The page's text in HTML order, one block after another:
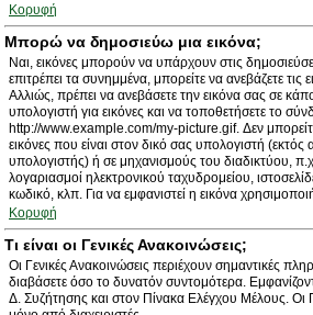
Κορυφή
Μπορώ να δημοσιεύω μια εικόνα;
Ναι, εικόνες μπορούν να υπάρχουν στις
επιτρέπει τα συνημμένα, μπορείτε να ανεβάζετε τις
Αλλιώς, πρέπει να ανεβάσετε την εικόνα σας σε
υπολογιστή για εικόνες και να τοποθετήσετε το
http://www.example.com/my-picture.gif. Δεν
εικόνες που είναι στον δικό σας υπολογιστή (εκτός
υπολογιστής) ή σε μηχανισμούς του διαδικτύου,
λογαριασμοί ηλεκτρονικού ταχυδρομείου,
κωδικό, κλπ. Για να εμφανιστεί η εικόνα
Κορυφή
Τι είναι οι Γενικές Ανακοινώσεις;
Οι Γενικές Ανακοινώσεις περιέχουν σημαντικές
διαβάσετε όσο το δυνατόν συντομότερα.
Δ. Συζήτησης και στον Πίνακα Ελέγχου Μέλους. Οι